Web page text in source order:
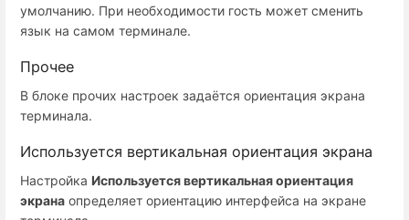
умолчанию. При необходимости гость может сменить
язык на самом терминале.
Прочее
В блоке прочих настроек задаётся ориентация экрана
терминала.
Используется вертикальная ориентация экрана
Настройка Используется вертикальная ориентация
экрана определяет ориентацию интерфейса на экране